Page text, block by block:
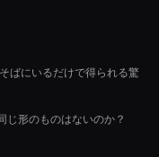
ばにいるだけで得られる驚
じ形のものはないのか？